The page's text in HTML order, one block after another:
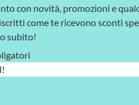
con novità, promozioni e
come te ricevono sconti
subito!